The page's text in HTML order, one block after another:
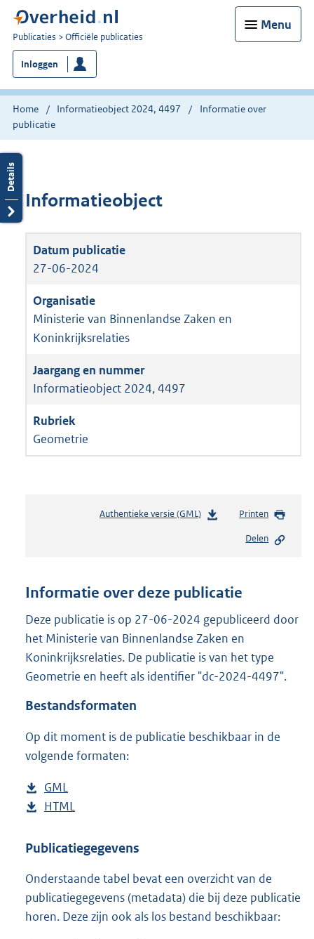
Menu
U
bent
nu
hier:
Publicaties Officiële publicaties
Inloggen
Home Informatieobject 2024, 4497
Informatie over
publicatie
Informatieobject
27-06-2024
Ministerie van Binnenlandse Zaken en
Koninkrijksrelaties
Informatieobject 2024, 4497
Geometrie
Authentieke versie (GML)b
n
s
g
r
o
o
:
Printen
Delen
Informatie over deze publicatie
Deze publicatie is op 27-06-2024 gepubliceerd door
het Ministerie van Binnenlandse Zaken en
Koninkrijksrelaties. De publicatie is van het type
Geometrie en heeft als identifier "dc-2024-4497".
Bestandsformaten
Op dit moment is de publicatie beschikbaar in de
volgende formaten:
D
o
n
o
a
d
GML
e
t
n
d
s
D
w
l
o
a
HTML
s
a
n
d
Publicatiegegevens
Onderstaande tabel bevat een overzicht van de
publicatiegegevens (metadata) die bij deze publicatie
horen. Deze zijn ook als los bestand beschikbaar: